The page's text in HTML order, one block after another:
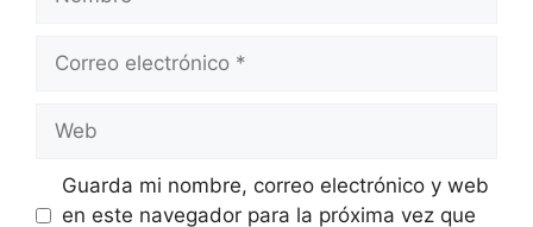
Correo
Web
Guarda mi nombre, correo electrónico y web
en este navegador para la próxima vez que